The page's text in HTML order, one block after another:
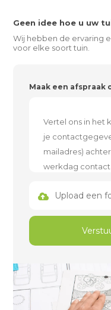
Geen idee hoe u uw
Wij hebben de ervaring
voor elke soort tuin.
Maak een afspraak
Upload een